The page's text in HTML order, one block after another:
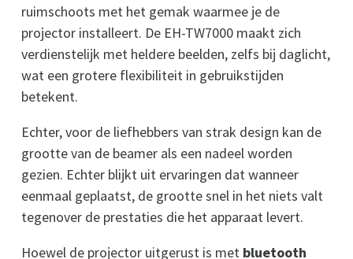
ruimschoots met het gemak waarmee je de
projector installeert. De EH-TW7000 maakt zich
verdienstelijk met heldere beelden, zelfs bij daglicht,
wat een grotere flexibiliteit in gebruikstijden
betekent.
Echter, voor de liefhebbers van strak design kan de
grootte van de beamer als een nadeel worden
gezien. Echter blijkt uit ervaringen dat wanneer
eenmaal geplaatst, de grootte snel in het niets valt
tegenover de prestaties die het apparaat levert.
Hoewel de projector uitgerust is met bluetooth